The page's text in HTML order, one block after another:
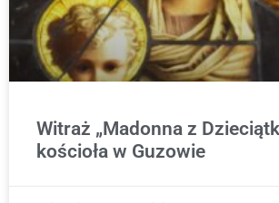
Witraż „Madonna z
kościoła w Guzowie